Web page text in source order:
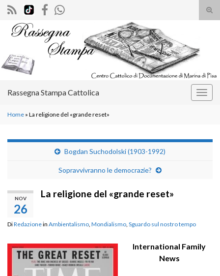
il
Search for:
Rassegna Stampa Cattolica
Home » La religione del «grande reset»
Bogdan Suchodolski (1903-1992)
Sopravvivranno le democrazie?
NOV
26
La religione del «grande reset»
DiRedazionein Ambientalismo Mondialismo Sguardo sul nostro tempo
International Family
News